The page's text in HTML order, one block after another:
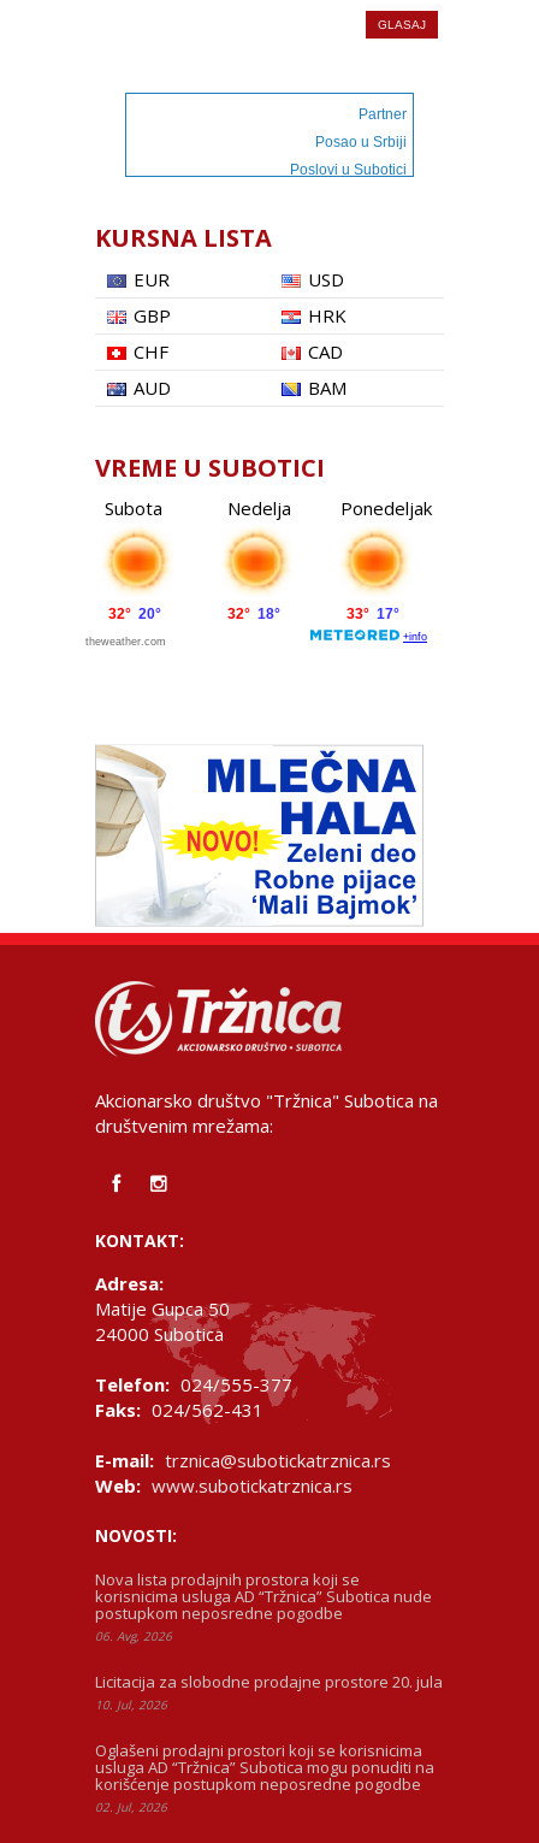
Partner
Posao u Srbiji
Poslovi u Subotici
KURSNA LISTA
EUR
USD
GBP
HRK
CHF
CAD
AUD
BAM
VREME U SUBOTICI
Subota Nedelja Ponedeljak
Akcionarsko društvo "Tržnica" Subotica na
društvenim mrežama:
KONTAKT:
Adresa:
Matije Gupca 50
24000 Subotica
Telefon: 024/555-377
Faks: 024/562-431
E-mail: trznica@subotickatrznica.rs
Web: www.subotickatrznica.rs
NOVOSTI:
Nova lista prodajnih prostora koji se
korisnicima usluga AD “Tržnica” Subotica nude
postupkom neposredne pogodbe
06. Avg, 2026
Licitacija za slobodne prodajne prostore 20. jula
10. Jul, 2026
Oglašeni prodajni prostori koji se korisnicima
usluga AD “Tržnica” Subotica mogu ponuditi na
korišćenje postupkom neposredne pogodbe
02. Jul, 2026